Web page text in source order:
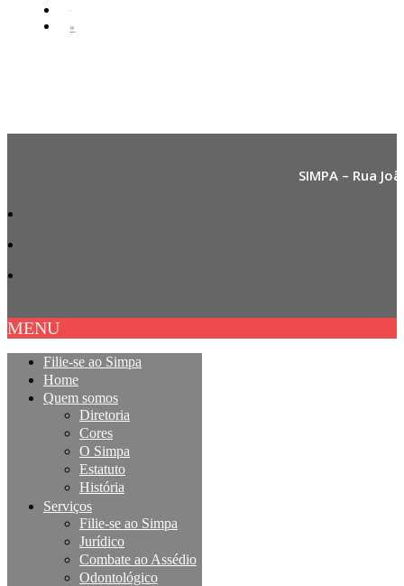
›
»
SIMPA – Rua
MENU
Filie-se ao Simpa
Home
Quem somos
Diretoria
Cores
O Simpa
Estatuto
História
Serviços
Filie-se ao Simpa
Jurídico
Combate ao Assédio
Odontológico